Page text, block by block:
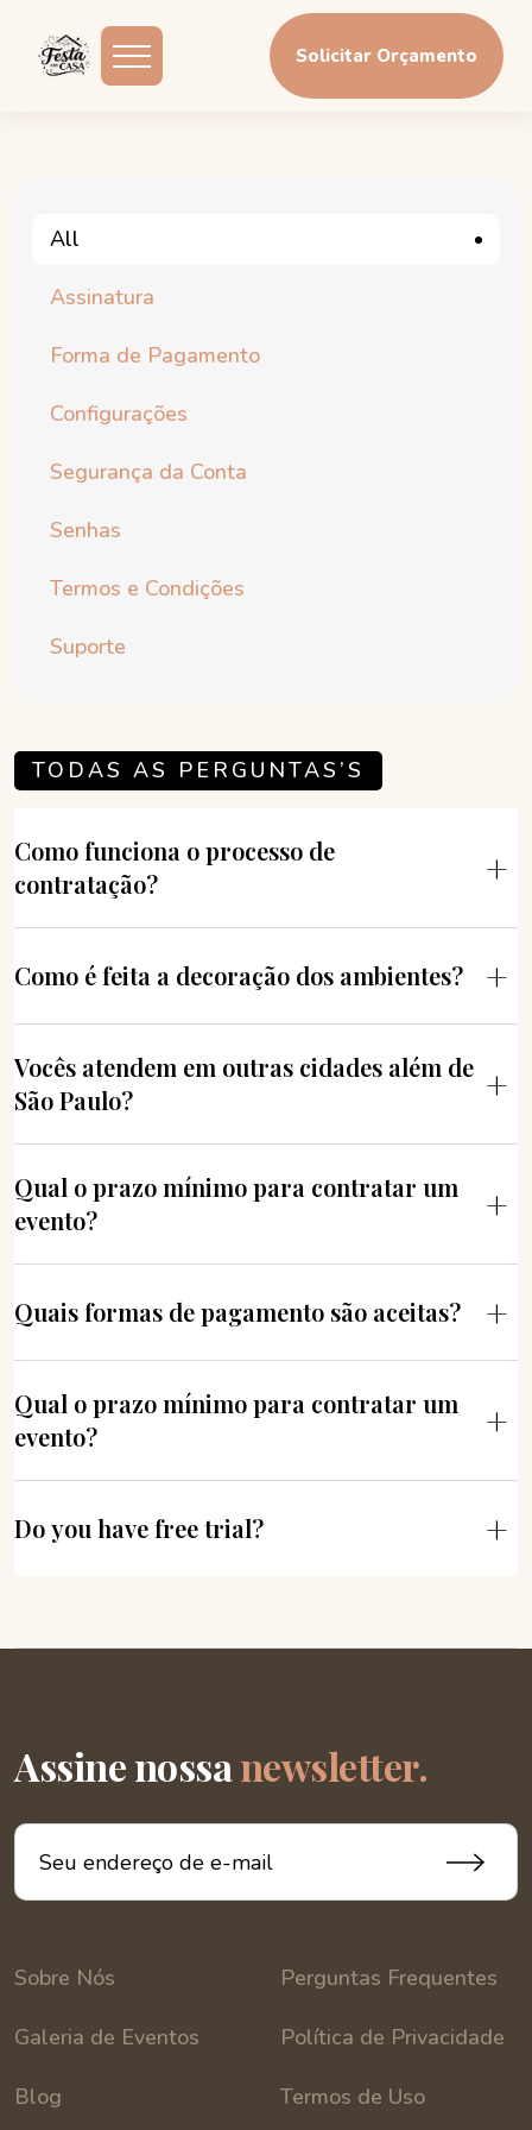
Solicitar Orçamento
All
Assinatura
Forma de Pagamento
Configurações
Segurança da Conta
Senhas
Termos e Condições
Suporte
TODAS AS PERGUNTAS’S
Como funciona o processo de
contratação?
Como é feita a decoração dos ambientes?
Vocês atendem em outras cidades além de
São Paulo?
Qual o prazo mínimo para contratar um
evento?
Quais formas de pagamento são aceitas?
Qual o prazo mínimo para contratar um
evento?
Do you have free trial?
Assine nossanewsletter.
Sobre Nós
Galeria de Eventos
Blog
Perguntas Frequentes
Política de Privacidade
Termos de Uso